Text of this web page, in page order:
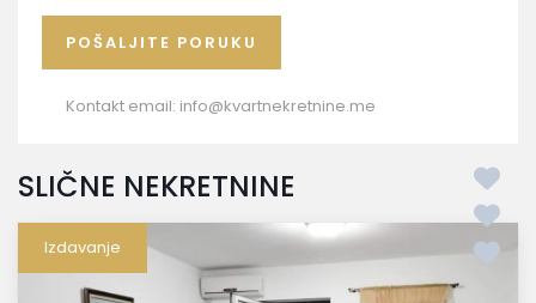
Kontakt email: info@kvartnekretnine.me
SLIČNE NEKRETNINE
Izdavanje